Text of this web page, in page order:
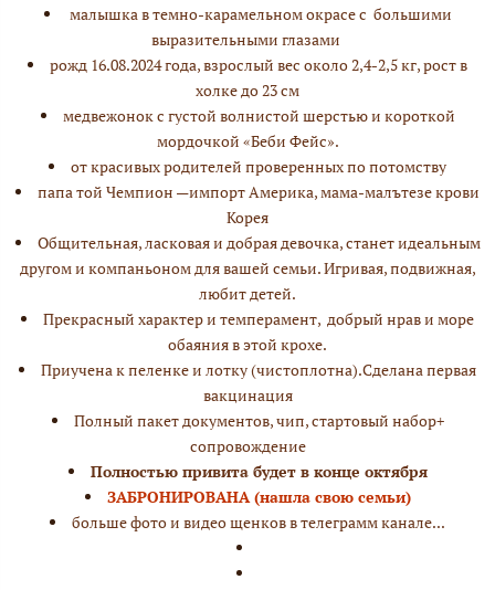
малышка в темно-карамельном окрасе с большими
выразительными глазами
рожд 16.08.2024 года, взрослый вес около 2,4-2,5 кг, рост в
холке до 23 см
медвежонок с густой волнистой шерстью и короткой
мордочкой «Беби Фейс».
от красивых родителей проверенных по потомству
папа той Чемпион —импорт Америка, мама-малътезе крови
Корея
Общительная, ласковая и добрая девочка, станет идеальным
другом и компаньоном для вашей семьи. Игривая, подвижная,
любит детей.
Прекрасный характер и темперамент, добрый нрав и море
обаяния в этой крохе.
Приучена к пеленке и лотку (чистоплотна).Сделана первая
вакцинация
Полный пакет документов, чип, стартовый набор+
сопровождение
Полностью привита будет в конце октября
ЗАБРОНИРОВАНА (нашла свою семьи)
больше фото и видео щенков в телеграмм канале...